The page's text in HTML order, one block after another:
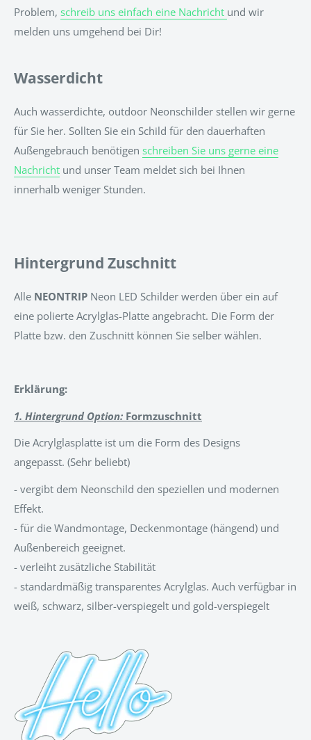
Problem, schreib uns einfach eine Nachricht und wir
melden uns umgehend bei Dir!
Wasserdicht
Auch wasserdichte, outdoor Neonschilder stellen wir gerne
für Sie her. Sollten Sie ein Schild für den dauerhaften
Außengebrauch benötigen schreiben Sie uns gerne eine
Nachricht und unser Team meldet sich bei Ihnen
innerhalb weniger Stunden.
Hintergrund Zuschnitt
Alle NEONTRIP Neon LED Schilder werden über ein auf
eine polierte Acrylglas-Platte angebracht. Die Form der
Platte bzw. den Zuschnitt können Sie selber wählen.
Erklärung:
1. Hintergrund Option: Formzuschnitt
Die Acrylglasplatte ist um die Form des Designs
angepasst. (Sehr beliebt)
- vergibt dem Neonschild den speziellen und modernen
Effekt.
- für die Wandmontage, Deckenmontage (hängend) und
Außenbereich geeignet.
- verleiht zusätzliche Stabilität
- standardmäßig transparentes Acrylglas. Auch verfügbar in
weiß, schwarz, silber-verspiegelt und gold-verspiegelt